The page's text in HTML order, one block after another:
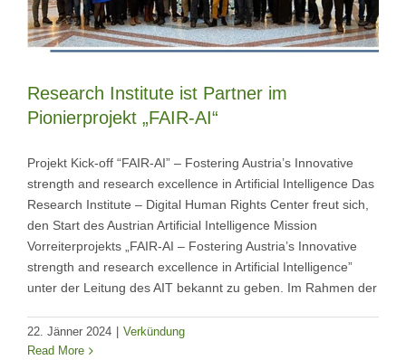
Research Institute ist Partner im
Pionierprojekt „FAIR-AI“
Projekt Kick-off “FAIR-AI” – Fostering Austria’s Innovative
strength and research excellence in Artificial Intelligence Das
Research Institute – Digital Human Rights Center freut sich,
den Start des Austrian Artificial Intelligence Mission
Vorreiterprojekts „FAIR-AI – Fostering Austria’s Innovative
strength and research excellence in Artificial Intelligence”
unter der Leitung des AIT bekannt zu geben. Im Rahmen der
22. Jänner 2024
Verkündung
Read More